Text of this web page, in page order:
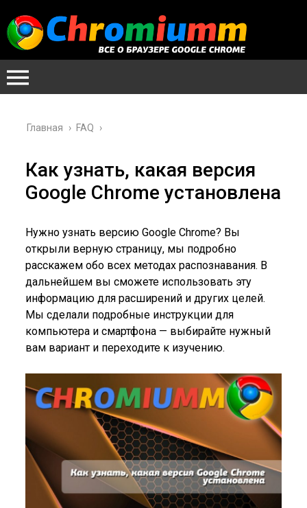
Главная › FAQ ›
Как узнать, какая версия
Google Chrome установлена
Нужно узнать версию Google Chrome? Вы
открыли верную страницу, мы подробно
расскажем обо всех методах распознавания. В
дальнейшем вы сможете использовать эту
информацию для расширений и других целей.
Мы сделали подробные инструкции для
компьютера и смартфона — выбирайте нужный
вам вариант и переходите к изучению.